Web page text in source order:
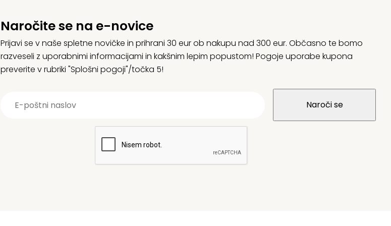
Naročite se na e-novice
Prijavi se v naše spletne novičke in prihrani 30 eur ob nakupu nad 300 eur. Občasno te bomo
razveseli z uporabnimi informacijami in kakšnim lepim popustom! Pogoje uporabe kupona
preverite v rubriki "Splošni pogoji"/točka 5!